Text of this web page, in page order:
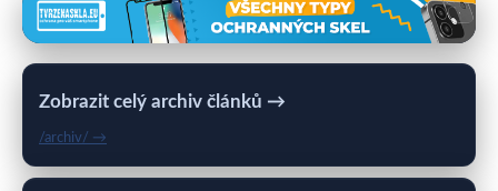
Zobrazit celý archiv článků →
/archiv/ →